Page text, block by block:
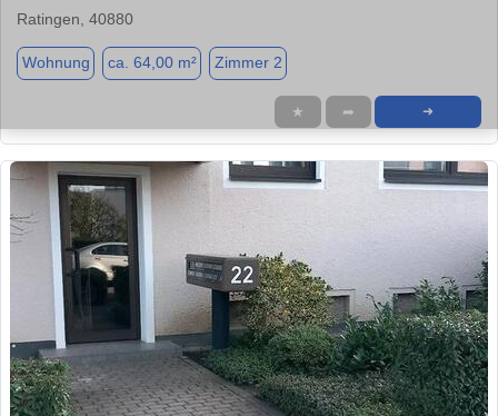
Ratingen, 40880
Wohnung ca. 64,00 m² Zimmer 2
★ ➦ ➜